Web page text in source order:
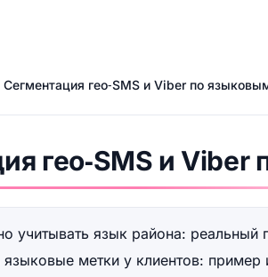
Сегментация гео‑SMS и Viber по
гео‑SMS и
учитывать язык района: реальный
метки у клиентов: пример